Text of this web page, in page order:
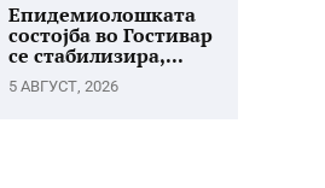
Епидемиолошката
состојба во Гостивар
се стабилизира,...
5 АВГУСТ, 2026